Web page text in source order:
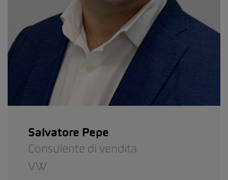
Salvatore Pepe
Consulente di vendita
VW